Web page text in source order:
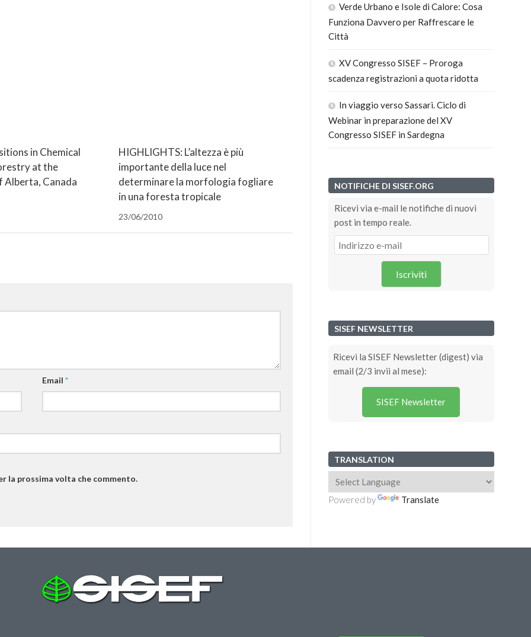
in Chemical
at the
Alberta, Canada
HIGHLIGHTS: L’altezza è più
importante della luce nel
determinare la morfologia fogliare
in una foresta tropicale
23/06/2010
Email *
la prossima volta che commento.
Verde Urbano e Isole di Calore: Cosa
Funziona Davvero per Raffrescare le
Città
XV Congresso SISEF – Proroga
scadenza registrazioni a quota ridotta
In viaggio verso Sassari. Ciclo di
Webinar in preparazione del XV
Congresso SISEF in Sardegna
NOTIFICHE DI SISEF.ORG
Ricevi via e-mail le notifiche di nuovi
post in tempo reale.
Iscriviti
SISEF NEWSLETTER
Ricevi la SISEF Newsletter (digest) via
email (2/3 invii al mese):
SISEF Newsletter
TRANSLATION
Powered by Translate